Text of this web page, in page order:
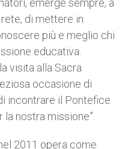
emerge sempre, a
rete, di mettere in
più e meglio chi
educativa.
visita alla Sacra
occasione di
incontrare il Pontefice
nostra missione”.
2011 opera come